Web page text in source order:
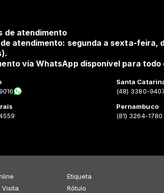
de atendimento
atendimento: segunda a sexta-feira,
via WhatsApp disponível para todo
Santa
(48) 3380-
Pernambuco
(81) 3264-1780
Etiqueta
Rótulo